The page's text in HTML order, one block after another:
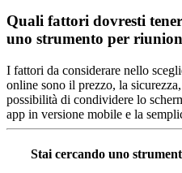
Quali fattori dovresti
uno strumento per
I fattori da considerare nello
online sono il prezzo, la
possibilità di condividere lo
app in versione mobile e la
Stai cercando uno